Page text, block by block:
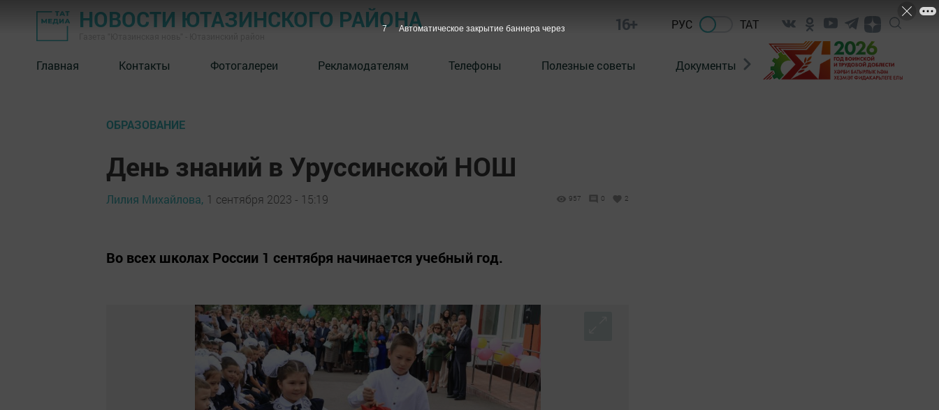
НОВОСТИ ЮТАЗИНСКОГО РАЙОНА 16+ РУС ТАТ
Главная Контакты Фотогалереи Рекламодателям Телефоны Полезные советы Документы Патриотизм
ОБРАЗОВАНИЕ
День знаний в Уруссинской НОШ
Лилия Михайлова, 1 сентября 2023 - 15:19 957 0 2
Во всех школах России 1 сентября начинается учебный год.
5 Автоматическое закрытие баннера через